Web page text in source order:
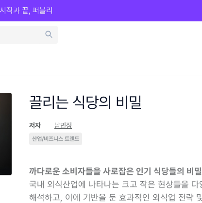
작과 끝, 퍼블리
끌리는 식당의 비밀
저자 남민정
산업/비즈니스 트렌드
까다로운 소비자들을 사로잡은 인기 식당들의 비
국내 외식산업에 나타나는 크고 작은 현상들을
해석하고, 이에 기반을 둔 효과적인 외식업 전략